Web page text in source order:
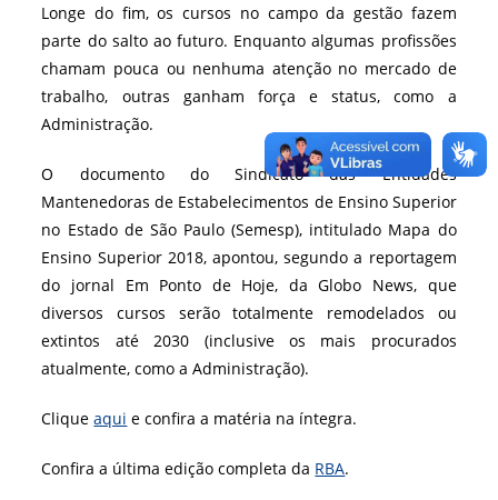
Longe do fim, os cursos no campo da gestão fazem
parte do salto ao futuro. Enquanto algumas profissões
chamam pouca ou nenhuma atenção no mercado de
trabalho, outras ganham força e status, como a
Administração.
O documento do Sindicato das Entidades
Mantenedoras de Estabelecimentos de Ensino Superior
no Estado de São Paulo (Semesp), intitulado Mapa do
Ensino Superior 2018, apontou, segundo a reportagem
do jornal Em Ponto de Hoje, da Globo News, que
diversos cursos serão totalmente remodelados ou
extintos até 2030 (inclusive os mais procurados
atualmente, como a Administração).
Cliqueaqui e confira a matéria na íntegra.
Confira a última edição completa da RBA.